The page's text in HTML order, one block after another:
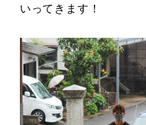
いってきます！